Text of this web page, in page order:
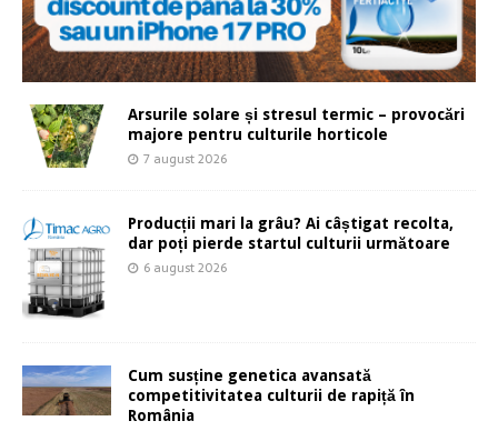
Arsurile solare și stresul termic – provocări
majore pentru culturile horticole
7 august 2026
Producții mari la grâu? Ai câștigat recolta,
dar poți pierde startul culturii următoare
6 august 2026
Cum susține genetica avansată
competitivitatea culturii de rapiță în
România